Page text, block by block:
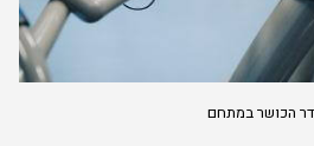
הכושר במתחם